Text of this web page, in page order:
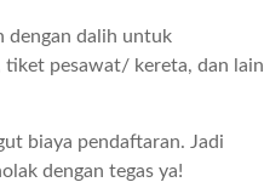
dengan dalih untuk
pesawat/ kereta, dan lain
biaya pendaftaran. Jadi
dengan tegas ya!